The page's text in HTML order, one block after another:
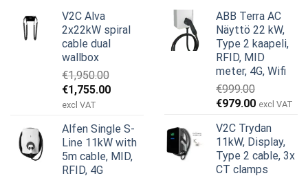
V2C Alva
2x22kW spiral
cable dual
wallbox
€1,950.00
Alkuperäinen
hinta
€1,950.00.
€1,755.00Nykyinen
€1,755.00.
excl VAT
Alfen Single S-
Line 11kW with
5m cable, MID,
RFID, 4G
ABB Terra AC
Näyttö 22 kW,
Type 2 kaapeli,
RFID, MID
meter, 4G, Wifi
€999.00
Alkuperäinen
oli:
€999.00.
€979.00Nykyinen
on:
€979.00.
excl VAT
V2C Trydan
11kW, Display,
Type 2 cable, 3x
CT clamps